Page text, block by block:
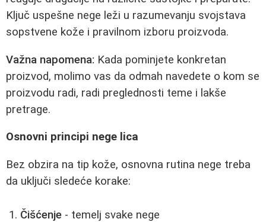
Ključ uspešne nege leži u razumevanju svojstava
sopstvene kože i pravilnom izboru proizvoda.
Važna napomena: Kada pominjete konkretan
proizvod, molimo vas da odmah navedete o kom se
proizvodu radi, radi preglednosti teme i lakše
pretrage.
Osnovni principi nege lica
Bez obzira na tip kože, osnovna rutina nege treba
da uključi sledeće korake:
Čišćenje - temelj svake nege